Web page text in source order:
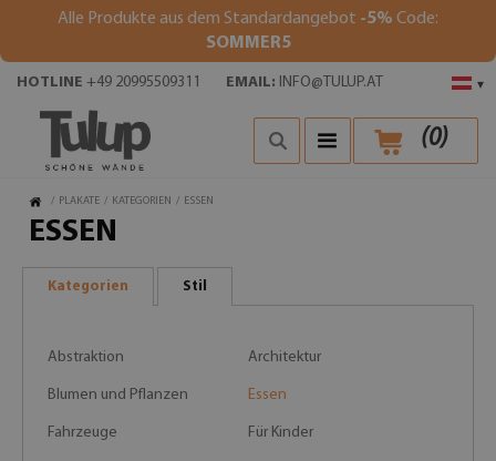
Alle Produkte aus dem Standardangebot -5% Code:
SOMMER5
▾
HOTLINE +49 20995509311 EMAIL: INFO@TULUP.AT
(0)
/ PLAKATE / KATEGORIEN / ESSEN
ESSEN
Kategorien Stil
Abstraktion Architektur
Blumen und Pflanzen Essen
Fahrzeuge Für Kinder